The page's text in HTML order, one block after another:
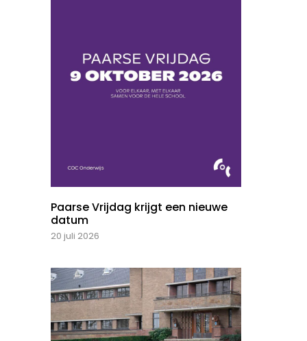
Paarse Vrijdag krijgt een nieuwe
datum
20 juli 2026